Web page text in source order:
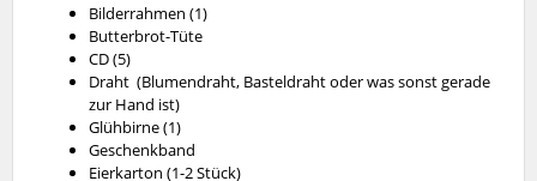
Bilderrahmen (1)
Butterbrot-Tüte
CD (5)
Draht (Blumendraht, Basteldraht oder was sonst gerade
zur Hand ist)
Glühbirne (1)
Geschenkband
Eierkarton (1-2 Stück)